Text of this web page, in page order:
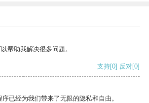
帮助我解决很多问题。
支持[0] 反对[0]
已经为我们带来了无限的隐私和自由。